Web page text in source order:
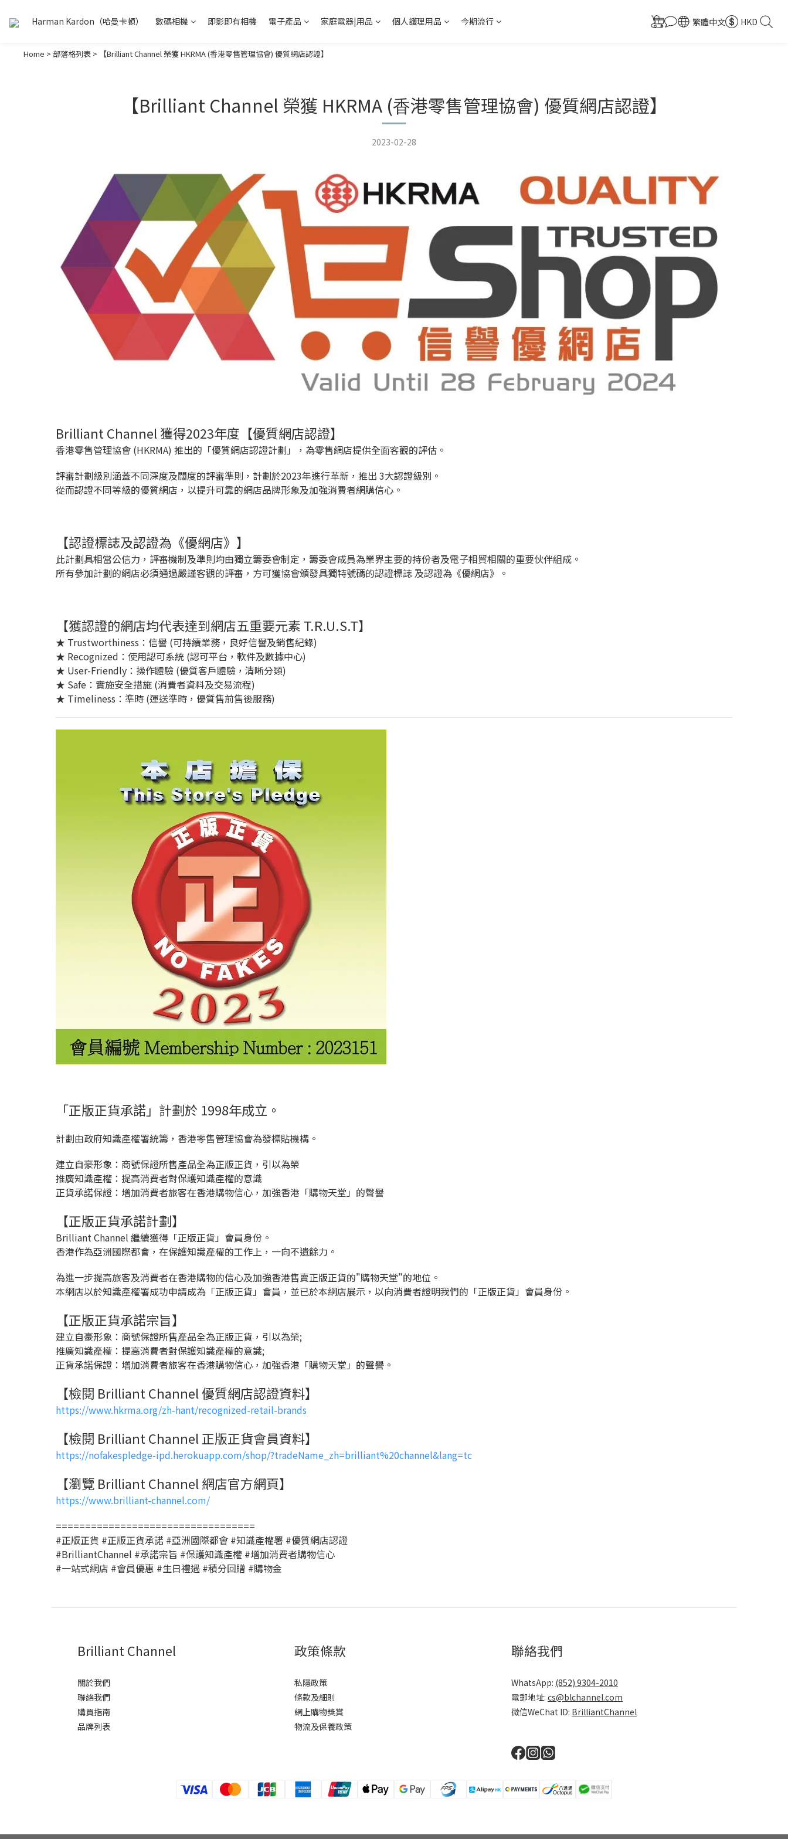
Harman Kardon（哈曼卡頓） 數碼相機 即影即有相機 電子產品 家庭電器|用品 個人護理用品 今期流行 繁體中文 HKD
Home > 部落格列表 > 【Brilliant Channel 榮獲 HKRMA (⾹港零售管理協會) 優質網店認證】
【Brilliant Channel 榮獲 HKRMA (⾹港零售管理協會) 優質網店認證】
2023-02-28
Brilliant Channel 獲得2023年度【優質網店認證】
⾹港零售管理協會 (HKRMA) 推出的「優質網店認證計劃」，為零售網店提供全⾯客觀的評估。
評審計劃級別涵蓋不同深度及闊度的評審準則，計劃於2023年進行革新，推出 3大認證級別。
從而認證不同等級的優質網店，以提升可靠的網店品牌形象及加強消費者網購信⼼。
【認證標誌及認證為《優網店》】
此計劃具相當公信力，評審機制及準則均由獨立籌委會制定，籌委會成員為業界主要的持份者及電子相貿相關的重要伙伴組成。
所有參加計劃的網店必須通過嚴謹客觀的評審，方可獲協會頒發具獨特號碼的認證標誌 及認證為《優網店》。
【獲認證的網店均代表達到網店五重要元素 T.R.U.S.T】
★ Trustworthiness：信譽 (可持續業務，良好信譽及銷售紀錄)
★ Recognized：使用認可系統 (認可平台，軟件及數據中心)
★ User-Friendly：操作體驗 (優質客戶體驗，清晰分類)
★ Safe：實施安全措施 (消費者資料及交易流程)
★ Timeliness：準時 (運送準時，優質售前售後服務)
「正版正貨承諾」計劃於 1998年成立。
計劃由政府知識產權署統籌，香港零售管理協會為發標貼機構。
建立自豪形象：商號保證所售產品全為正版正貨，引以為榮
推廣知識產權：提高消費者對保護知識產權的意識
正貨承諾保證：增加消費者旅客在香港購物信心，加強香港「購物天堂」的聲譽
【正版正貨承諾計劃】
Brilliant Channel 繼續獲得「正版正貨」會員身份。
香港作為亞洲國際都會，在保護知識產權的工作上，一向不遺餘力。
為進一步提高旅客及消費者在香港購物的信心及加強香港售賣正版正貨的"購物天堂"的地位。
本網店以於知識產權署成功申請成為「正版正貨」會員，並已於本網店展示，以向消費者證明我們的「正版正貨」會員身份。
【正版正貨承諾宗旨】
建立自豪形象：商號保證所售產品全為正版正貨，引以為榮;
推廣知識產權：提高消費者對保護知識產權的意識;
正貨承諾保證：增加消費者旅客在香港購物信心，加強香港「購物天堂」的聲譽。
【檢閱 Brilliant Channel 優質網店認證資料】
https://www.hkrma.org/zh-hant/recognized-retail-brands
【檢閱 Brilliant Channel 正版正貨會員資料】
https://nofakespledge-ipd.herokuapp.com/shop/?tradeName_zh=brilliant%20channel&lang=tc
【瀏覽 Brilliant Channel 網店官方網頁】
https://www.brilliant-channel.com/
==================================
#正版正貨 #正版正貨承諾 #亞洲國際都會 #知識產權署 #優質網店認證
#BrilliantChannel #承諾宗旨 #保護知識產權 #增加消費者購物信心
#一站式網店 #會員優惠 #生日禮遇 #積分回贈 #購物金
Brilliant Channel
關於我們
聯絡我們
購買指南
品牌列表
政策條款
私隱政策
條款及細則
網上購物獎賞
物流及保養政策
聯絡我們
WhatsApp: (852) 9304-2010
電郵地址: cs@blchannel.com
微信WeChat ID: BrilliantChannel